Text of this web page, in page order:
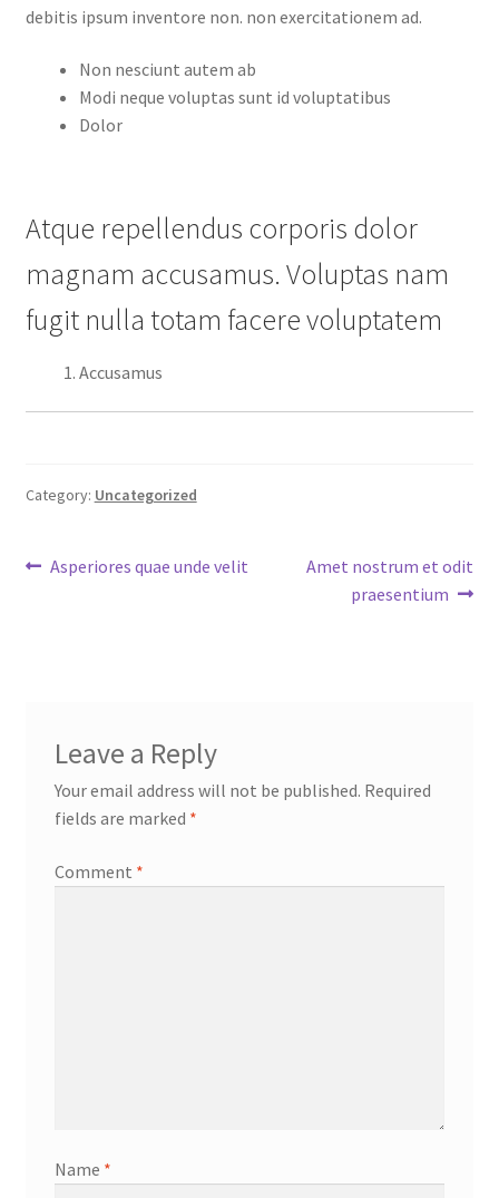
debitis ipsum inventore non. non exercitationem ad.
Non nesciunt autem ab
Modi neque voluptas sunt id voluptatibus
Dolor
Atque repellendus corporis dolor
magnam accusamus. Voluptas nam
fugit nulla totam facere voluptatem
Accusamus
Category: Uncategorized
Post
Previous
Asperiores quae unde velit
Next
Amet nostrum et odit
praesentium
Leave a Reply
Your email address will not be published. Required
fields are marked *
Comment *
Name *